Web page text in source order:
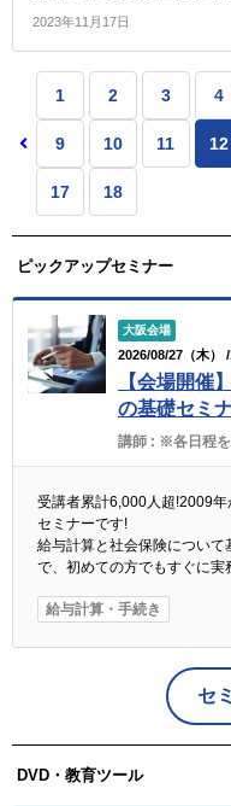
2023年11月17日
1 2 3 4
9 10 11 12
17 18
ピックアップセミナー
大阪会場
2026/08/27（木）
【会場開催
の基礎セミ
講師 : ※各日程
受講者累計6,000人超!2009
セミナーです!
給与計算と社会保険について
で、初めての方でもすぐに実
給与計算・手続き
セ
DVD・教育ツール